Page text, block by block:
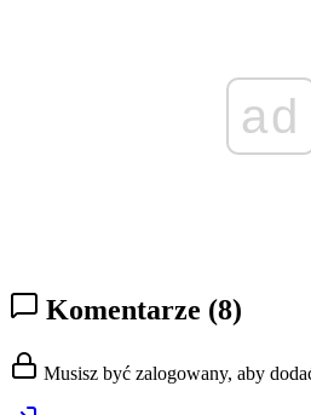
ad
Komentarze (8)
Musisz być zalogowany, aby